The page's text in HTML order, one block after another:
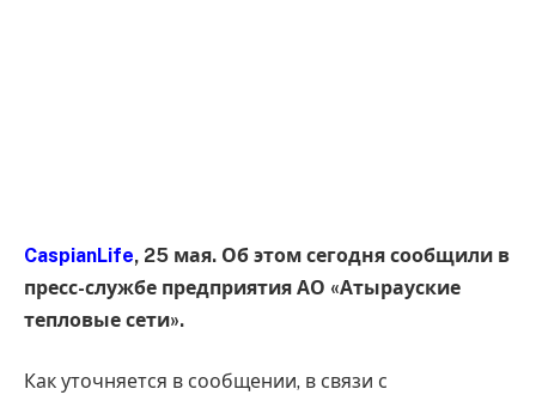
CaspianLife, 25 мая. Об этом сегодня сообщили в
пресс-службе предприятия АО «Атырауские
тепловые сети».
Как уточняется в сообщении, в связи с